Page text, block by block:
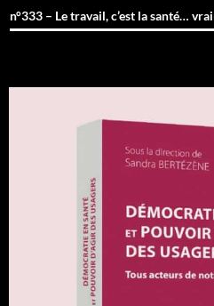
n°333 – Le travail, c’est la santé…